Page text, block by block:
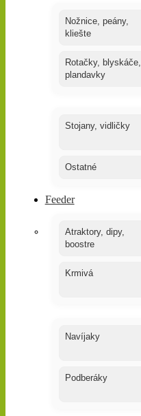
Nožnice, peány,
kliešte
Rotačky, blyskáče,
plandavky
Stojany, vidličky
Ostatné
Feeder
Atraktory, dipy,
boostre
Krmivá
Navíjaky
Podberáky